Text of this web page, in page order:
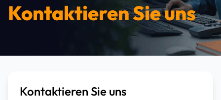
Referenzen
Sind Sie Handwerker?
Kontaktieren Sie uns
Kontaktieren Sie uns